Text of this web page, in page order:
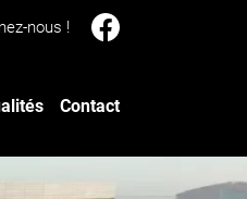
nous !
Contact